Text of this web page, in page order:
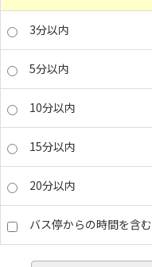
3分以内
5分以内
10分以内
15分以内
20分以内
バス停からの時間を含む